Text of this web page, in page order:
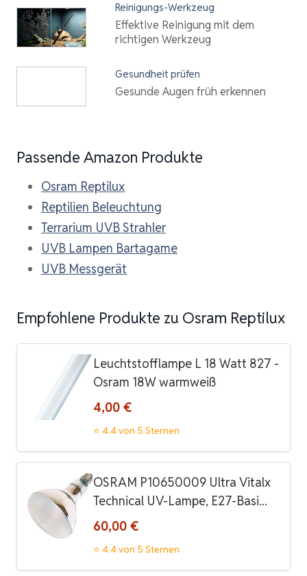
Reinigungs-Werkzeug
Effektive Reinigung mit dem
richtigen Werkzeug
Gesundheit prüfen
Gesunde Augen früh erkennen
Passende Amazon Produkte
Osram Reptilux
Reptilien Beleuchtung
Terrarium UVB Strahler
UVB Lampen Bartagame
UVB Messgerät
Empfohlene Produkte zu Osram Reptilux
Leuchtstofflampe L 18 Watt 827 -
Osram 18W warmweiß
4,00 €
⭐ 4.4 von 5 Sternen
OSRAM P10650009 Ultra Vitalx
Technical UV-Lampe, E27-Basi...
60,00 €
⭐ 4.4 von 5 Sternen